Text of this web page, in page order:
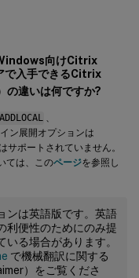
向けCitrix
入手できるCitrix
違いは何ですか?
ADDLOCAL 、
ン展開オプションは
ポートされていません。
ては、このページを参照し
ンは英語版です。英語
利便性のためにのみ提
る場合があります。
で機械翻訳に関する
）をご覧くださ